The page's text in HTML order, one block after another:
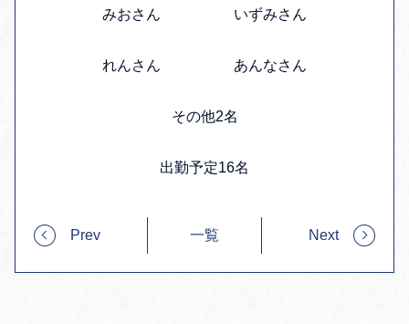
みおさん いずみさん
れんさん あんなさん
その他2名
出勤予定16名
Prev 一覧 Next